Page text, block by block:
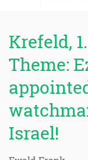
Krefeld,
Theme:
Israel!